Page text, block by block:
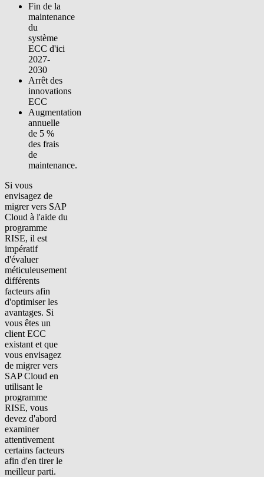
Fin de la
maintenance
du
système
ECC d'ici
2027-
2030
Arrêt des
innovations
ECC
Augmentation
annuelle
de 5 %
des frais
de
maintenance.
Si vous
envisagez de
migrer vers SAP
Cloud à l'aide du
programme
RISE, il est
impératif
d'évaluer
méticuleusement
différents
facteurs afin
d'optimiser les
avantages. Si
vous êtes un
client ECC
existant et que
vous envisagez
de migrer vers
SAP Cloud en
utilisant le
programme
RISE, vous
devez d'abord
examiner
attentivement
certains facteurs
afin d'en tirer le
meilleur parti.